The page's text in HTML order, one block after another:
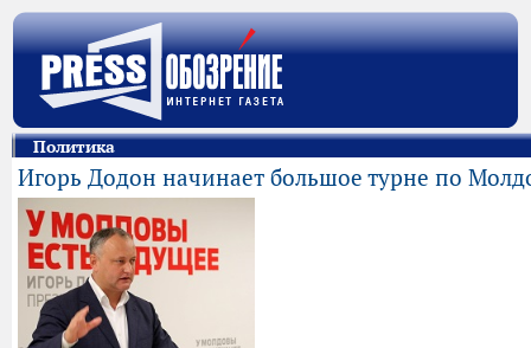
Политика
Игорь Додон начинает большое турне по